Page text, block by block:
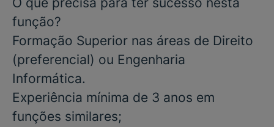
função?
Formação Superior nas áreas de Direito
(preferencial) ou Engenharia
Informática.
Experiência mínima de 3 anos em
funções similares;